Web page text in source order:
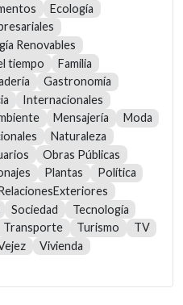
Ecología
Renovables
tiempo
Familia
Gastronomía
Internacionales
Mensajería
Moda
Naturaleza
Obras Públicas
Plantas
Política
Sociedad
Tecnología
Transporte Turismo
TV
Vivienda